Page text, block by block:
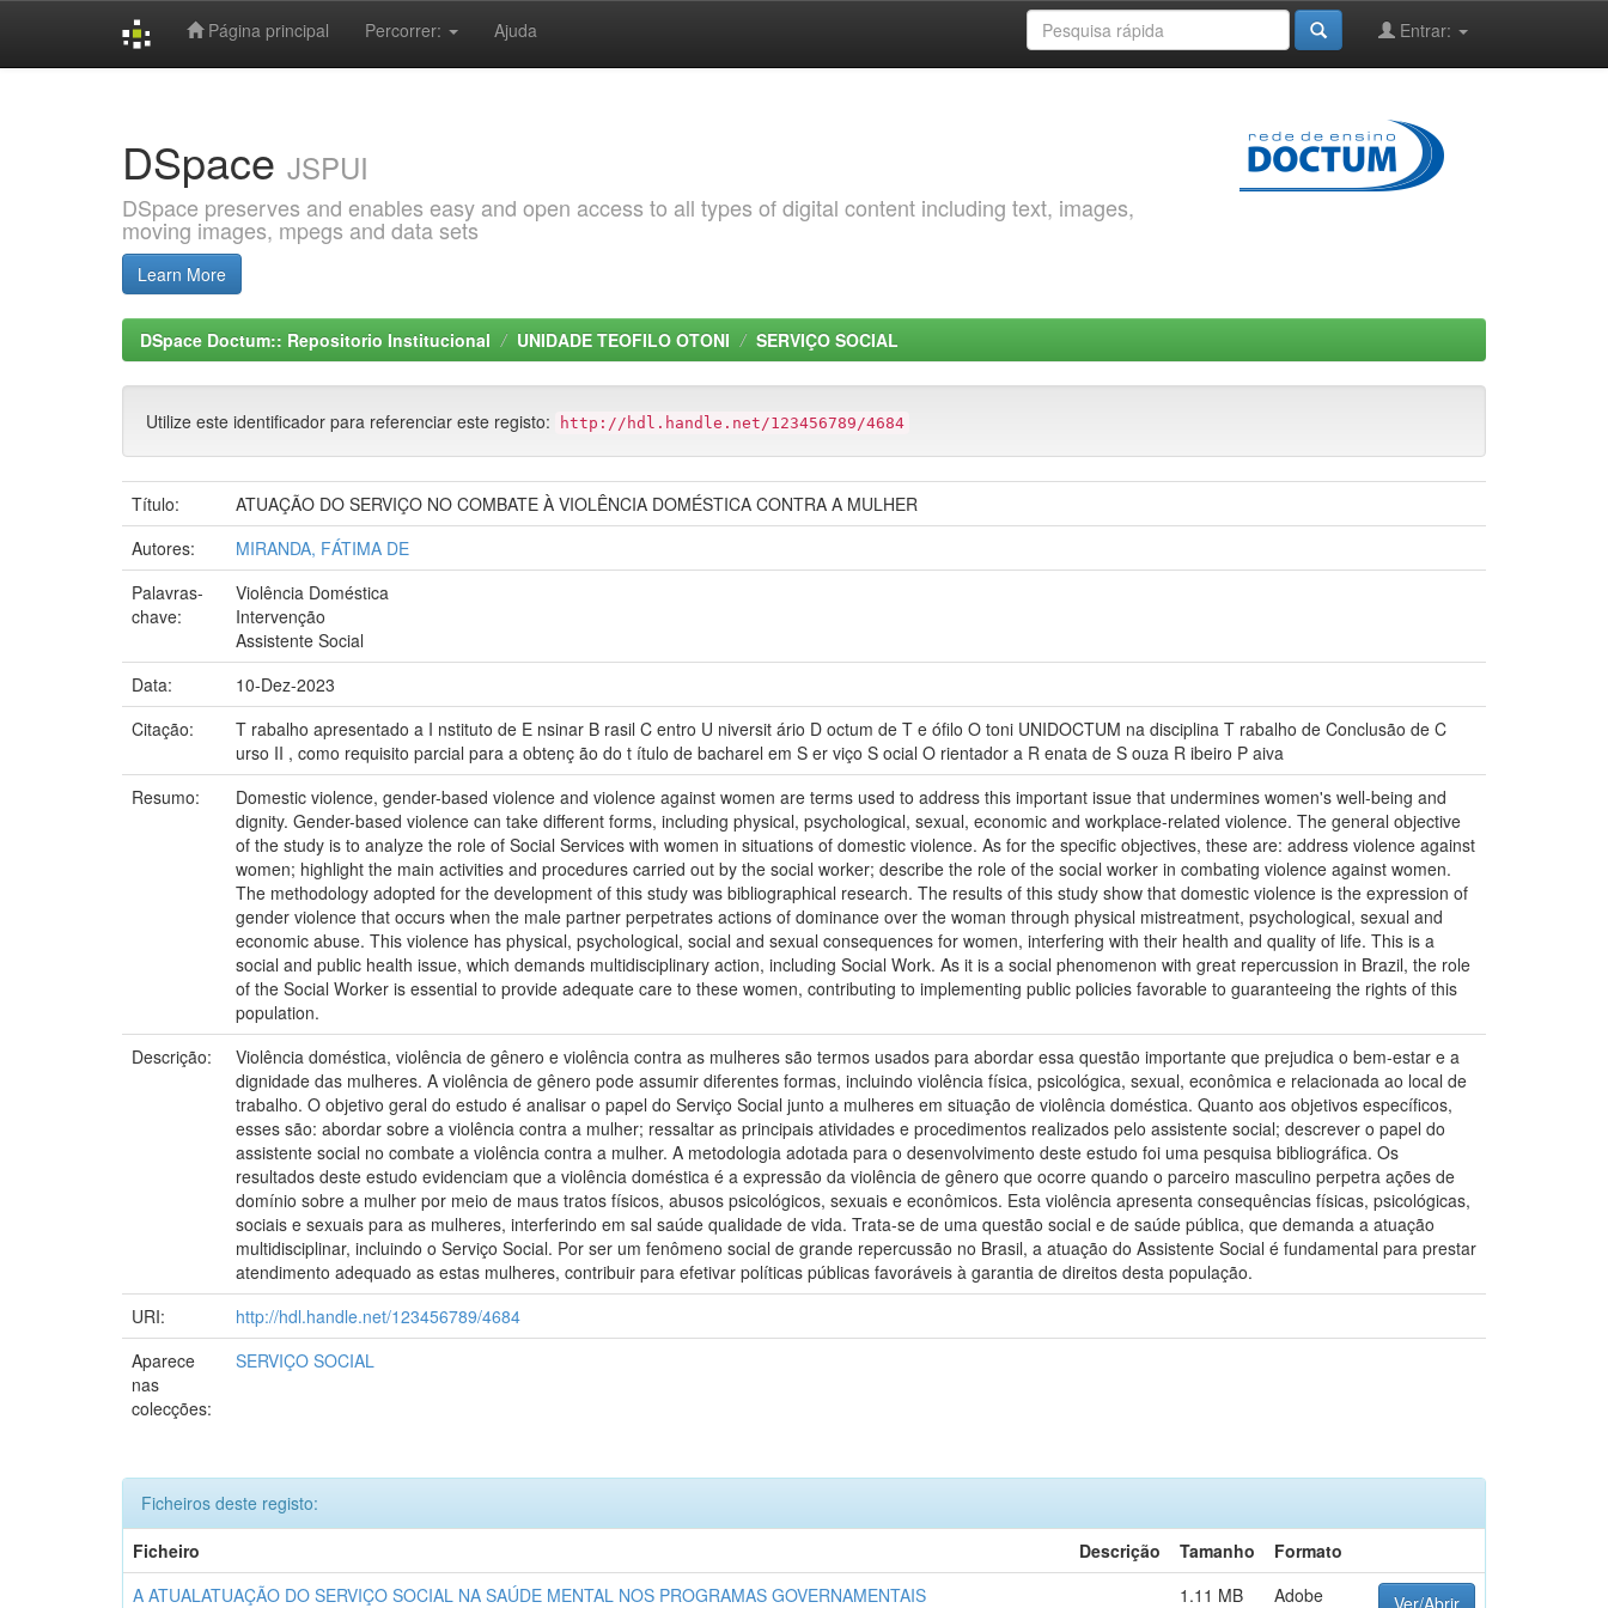
Página principal Percorrer: Ajuda Entrar:
DSpace JSPUI
DSpace preserves and enables easy and open access to all types of digital content including text, images,
moving images, mpegs and data sets
Learn More
DSpace Doctum:: Repositorio Institucional UNIDADE TEOFILO OTONI SERVIÇO SOCIAL
Utilize este identificador para referenciar este registo: http://hdl.handle.net/123456789/4684
Título:
ATUAÇÃO DO SERVIÇO NO COMBATE À VIOLÊNCIA DOMÉSTICA CONTRA A MULHER
Autores:
MIRANDA, FÁTIMA DE
Palavras-
chave:
Violência Doméstica
Intervenção
Assistente Social
Data:
10-Dez-2023
Citação:
T rabalho apresentado a I nstituto de E nsinar B rasil C entro U niversit ário D octum de T e ófilo O toni UNIDOCTUM na disciplina T rabalho de Conclusão de C
urso II , como requisito parcial para a obtenç ão do t ítulo de bacharel em S er viço S ocial O rientador a R enata de S ouza R ibeiro P aiva
Resumo:
Domestic violence, gender-based violence and violence against women are terms used to address this important issue that undermines women's well-being and
dignity. Gender-based violence can take different forms, including physical, psychological, sexual, economic and workplace-related violence. The general objective
of the study is to analyze the role of Social Services with women in situations of domestic violence. As for the specific objectives, these are: address violence against
women; highlight the main activities and procedures carried out by the social worker; describe the role of the social worker in combating violence against women.
The methodology adopted for the development of this study was bibliographical research. The results of this study show that domestic violence is the expression of
gender violence that occurs when the male partner perpetrates actions of dominance over the woman through physical mistreatment, psychological, sexual and
economic abuse. This violence has physical, psychological, social and sexual consequences for women, interfering with their health and quality of life. This is a
social and public health issue, which demands multidisciplinary action, including Social Work. As it is a social phenomenon with great repercussion in Brazil, the role
of the Social Worker is essential to provide adequate care to these women, contributing to implementing public policies favorable to guaranteeing the rights of this
population.
Descrição:
Violência doméstica, violência de gênero e violência contra as mulheres são termos usados para abordar essa questão importante que prejudica o bem-estar e a
dignidade das mulheres. A violência de gênero pode assumir diferentes formas, incluindo violência física, psicológica, sexual, econômica e relacionada ao local de
trabalho. O objetivo geral do estudo é analisar o papel do Serviço Social junto a mulheres em situação de violência doméstica. Quanto aos objetivos específicos,
esses são: abordar sobre a violência contra a mulher; ressaltar as principais atividades e procedimentos realizados pelo assistente social; descrever o papel do
assistente social no combate a violência contra a mulher. A metodologia adotada para o desenvolvimento deste estudo foi uma pesquisa bibliográfica. Os
resultados deste estudo evidenciam que a violência doméstica é a expressão da violência de gênero que ocorre quando o parceiro masculino perpetra ações de
domínio sobre a mulher por meio de maus tratos físicos, abusos psicológicos, sexuais e econômicos. Esta violência apresenta consequências físicas, psicológicas,
sociais e sexuais para as mulheres, interferindo em sal saúde qualidade de vida. Trata-se de uma questão social e de saúde pública, que demanda a atuação
multidisciplinar, incluindo o Serviço Social. Por ser um fenômeno social de grande repercussão no Brasil, a atuação do Assistente Social é fundamental para prestar
atendimento adequado as estas mulheres, contribuir para efetivar políticas públicas favoráveis à garantia de direitos desta população.
URI:
http://hdl.handle.net/123456789/4684
Aparece
nas
colecções:
SERVIÇO SOCIAL
Ficheiros deste registo:
Ficheiro
Descrição Tamanho
Formato
A ATUALATUAÇÃO DO SERVIÇO SOCIAL NA SAÚDE MENTAL NOS PROGRAMAS GOVERNAMENTAIS
1.11 MB
Adobe
Ver/Abrir